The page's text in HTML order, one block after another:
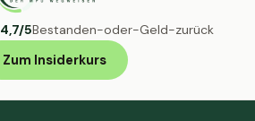
4,7/5Bestanden-oder-Geld-zurück
Zum Insiderkurs